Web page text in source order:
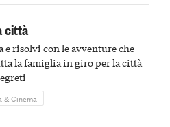
città
e risolvi con le avventure che
la famiglia in giro per la città
& Cinema